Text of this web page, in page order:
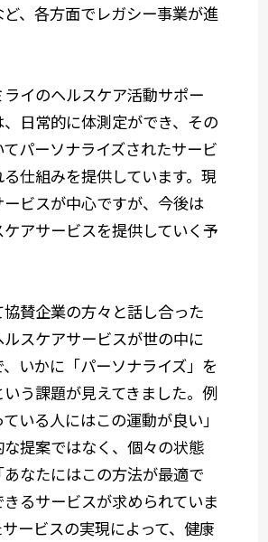
、各方面でレガシー事業が進
イのヘルスケア活動サポー
、日常的に体測定ができ、その
パーソナライズされたサービ
仕組みを提供しています。現
ビスが中心ですが、今後は
アサービスを提供していく予
賛企業の方々と話し合った
スケアサービスが世の中に
いかに「パーソナライズ」を
う課題が見えてきました。例
いる人にはこの運動が良い」
な提案ではなく、個々の状態
なたにはこの方法が最適で
るサービスが求められていま
ービスの実現によって、健康